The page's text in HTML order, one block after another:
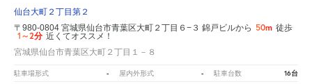
仙台大町２丁目第２
〒980-0804 宮城県仙台市青葉区大町２丁目６−３ 錦戸ビルから 50m 徒歩
1～2分 近くてオススメ！
宮城県仙台市青葉区大町２丁目１－８
駐車場形式 - 屋内外形式 - 駐車台数 16台